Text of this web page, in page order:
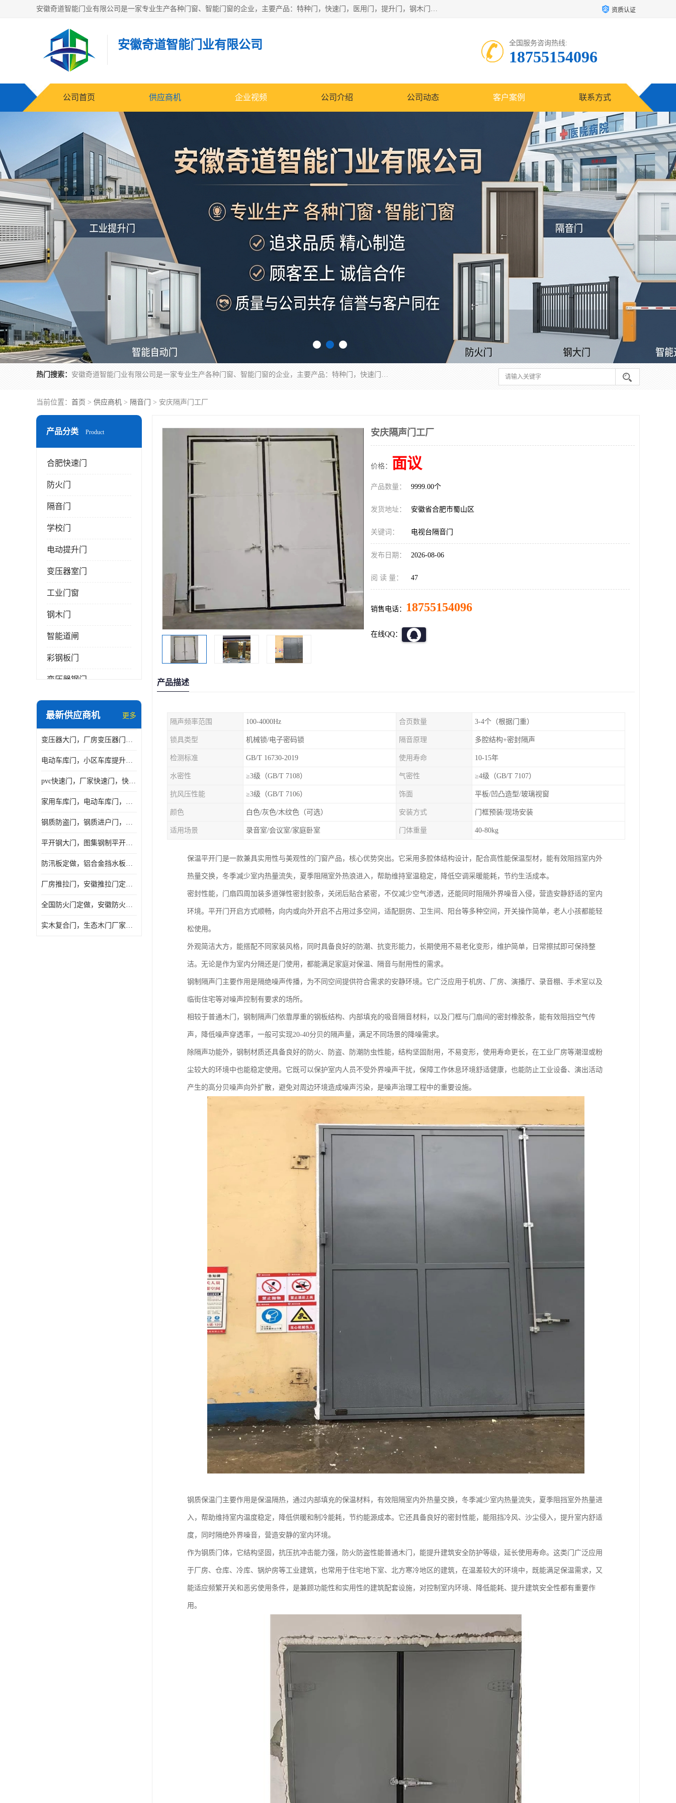
安徽奇道智能门业有限公司是一家专业生产各种门窗、智能门窗的企业，主要产品：特种门，快速门，医用门，提升门，钢木门，智能道闸，钢大门，平移门，卷帘门，保温门，钢制自由门，防火门等，欢迎前来咨询采购。 资质认证
安徽奇道智能门业有限公司 全国服务咨询热线:
18755154096
公司首页 供应商机 企业视频 公司介绍 公司动态 客户案例 联系方式
热门搜索： 安徽奇道智能门业有限公司是一家专业生产各种门窗、智能门窗的企业，主要产品：特种门，快速门，医用门，提升门，钢木门，智能道闸，钢大门，平移门，卷帘门，保温门，钢制自由门，防火门等，欢迎前来咨询采购。
当前位置： 首页 > 供应商机 > 隔音门 > 安庆隔声门工厂
产品分类 Product
合肥快速门
防火门
隔音门
学校门
电动提升门
变压器室门
工业门窗
钢木门
智能道闸
彩钢板门
变压器钢门
非标门
抗爆门
快速门
最新供应商机 更多
变压器大门，厂房变压器门，配电所钢大门，变压器室钢大门
电动车库门，小区车库提升门，安徽提升门厂家，工业滑升门
pvc快速门，厂家快速门，快速卷帘门，感应快速门
家用车库门，电动车库门，车库滑升门，车库门安装
钢质防盗门，钢质进户门，钢质非标门厂家
平开钢大门，图集钢制平开门，厂房平开大门
防汛板定做，铝合金挡水板门，地库挡水板
厂房推拉门，安徽推拉门定做，夹芯板平移大门
全国防火门定做，安徽防火门批发，防火门价格
实木复合门，生态木门厂家，免漆门定做，安徽木门厂家直销
安庆隔声门工厂
价格： 面议
产品数量： 9999.00个
发货地址： 安徽省合肥市蜀山区
关键词： 电视台隔音门
发布日期： 2026-08-06
阅 读 量： 47
销售电话： 18755154096
在线QQ：
产品描述
隔声频率范围 100-4000Hz 合页数量 3-4个（根据门重）
锁具类型 机械锁/电子密码锁 隔音原理 多腔结构+密封隔声
检测标准 GB/T 16730-2019 使用寿命 10-15年
水密性 ≥3级（GB/T 7108） 气密性 ≥4级（GB/T 7107）
抗风压性能 ≥3级（GB/T 7106） 饰面 平板/凹凸造型/玻璃视窗
颜色 白色/灰色/木纹色（可选） 安装方式 门框预装/现场安装
适用场景 录音室/会议室/家庭卧室 门体重量 40-80kg
保温平开门是一款兼具实用性与美观性的门窗产品，核心优势突出。它采用多腔体结构设计，配合高性能保温型材，能有效阻挡室内外
热量交换，冬季减少室内热量流失，夏季阻隔室外热浪进入，帮助维持室温稳定，降低空调采暖能耗，节约生活成本。
密封性能，门扇四周加装多道弹性密封胶条，关闭后贴合紧密，不仅减少空气渗透，还能同时阻隔外界噪音入侵，营造安静舒适的室内
环境。平开门开启方式顺畅，向内或向外开启不占用过多空间，适配厨房、卫生间、阳台等多种空间，开关操作简单，老人小孩都能轻
松使用。
外观简洁大方，能搭配不同家装风格，同时具备良好的防潮、抗变形能力，长期使用不易老化变形，维护简单，日常擦拭即可保持整
洁。无论是作为室内分隔还是门使用，都能满足家庭对保温、隔音与耐用性的需求。
钢制隔声门主要作用是隔绝噪声传播，为不同空间提供符合需求的安静环境。它广泛应用于机房、厂房、演播厅、录音棚、手术室以及
临街住宅等对噪声控制有要求的场所。
相较于普通木门，钢制隔声门依靠厚重的钢板结构、内部填充的吸音隔音材料，以及门框与门扇间的密封橡胶条，能有效阻挡空气传
声，降低噪声穿透率，一般可实现20-40分贝的隔声量，满足不同场景的降噪需求。
除隔声功能外，钢制材质还具备良好的防火、防盗、防潮防虫性能，结构坚固耐用，不易变形，使用寿命更长，在工业厂房等潮湿或粉
尘较大的环境中也能稳定使用。它既可以保护室内人员不受外界噪声干扰，保障工作休息环境舒适健康，也能防止工业设备、演出活动
产生的高分贝噪声向外扩散，避免对周边环境造成噪声污染，是噪声治理工程中的重要设施。
钢质保温门主要作用是保温隔热，通过内部填充的保温材料，有效阻隔室内外热量交换，冬季减少室内热量流失，夏季阻挡室外热量进
入，帮助维持室内温度稳定，降低供暖和制冷能耗，节约能源成本。它还具备良好的密封性能，能阻挡冷风、沙尘侵入，提升室内舒适
度，同时隔绝外界噪音，营造安静的室内环境。
作为钢质门体，它结构坚固，抗压抗冲击能力强，防火防盗性能普通木门，能提升建筑安全防护等级，延长使用寿命。这类门广泛应用
于厂房、仓库、冷库、锅炉房等工业建筑，也常用于住宅地下室、北方寒冷地区的建筑，在温差较大的环境中，既能满足保温需求，又
能适应频繁开关和恶劣使用条件，是兼顾功能性和实用性的建筑配套设施，对控制室内环境、降低能耗、提升建筑安全性都有重要作
用。